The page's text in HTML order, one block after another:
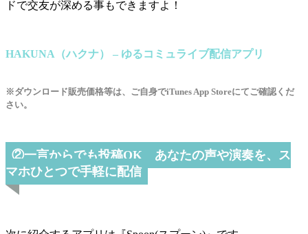
ドで交友が深める事もできますよ！
HAKUNA（ハクナ） – ゆるコミュライブ配信アプリ
※ダウンロード販売価格等は、ご自身でiTunes App Storeにてご確認くだ
さい。
②一言からでも投稿OK あなたの声や演奏を、ス
マホひとつで手軽に配信